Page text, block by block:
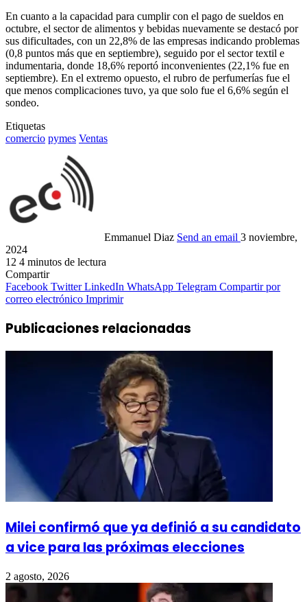
En cuanto a la capacidad para cumplir con el pago de sueldos en
octubre, el sector de alimentos y bebidas nuevamente se destacó por
sus dificultades, con un 22,8% de las empresas indicando problemas
(0,8 puntos más que en septiembre), seguido por el sector textil e
indumentaria, donde 18,6% reportó inconvenientes (22,1% fue en
septiembre). En el extremo opuesto, el rubro de perfumerías fue el
que menos complicaciones tuvo, ya que solo fue el 6,6% según el
sondeo.
Etiquetas
comercio pymes Ventas
Emmanuel Diaz Send an email 3 noviembre,
2024
12 4 minutos de lectura
Compartir
Facebook Twitter LinkedIn WhatsApp Telegram Compartir por
correo electrónico Imprimir
Publicaciones relacionadas
Milei confirmó que ya definió a su candidato
a vice para las próximas elecciones
2 agosto, 2026